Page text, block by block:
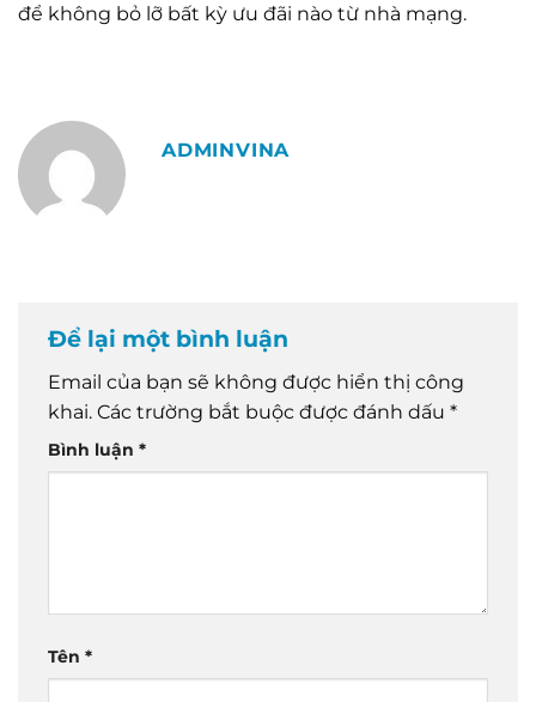
để không bỏ lỡ bất kỳ ưu đãi nào từ nhà mạng.
ADMINVINA
Để lại một bình luận
Email của bạn sẽ không được hiển thị công
khai. Các trường bắt buộc được đánh dấu *
Bình luận *
Tên *